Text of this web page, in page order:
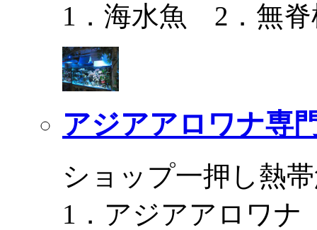
1．海水魚 2．無脊
アジアアロワナ専
ショップ一押し熱
1．アジアアロワ